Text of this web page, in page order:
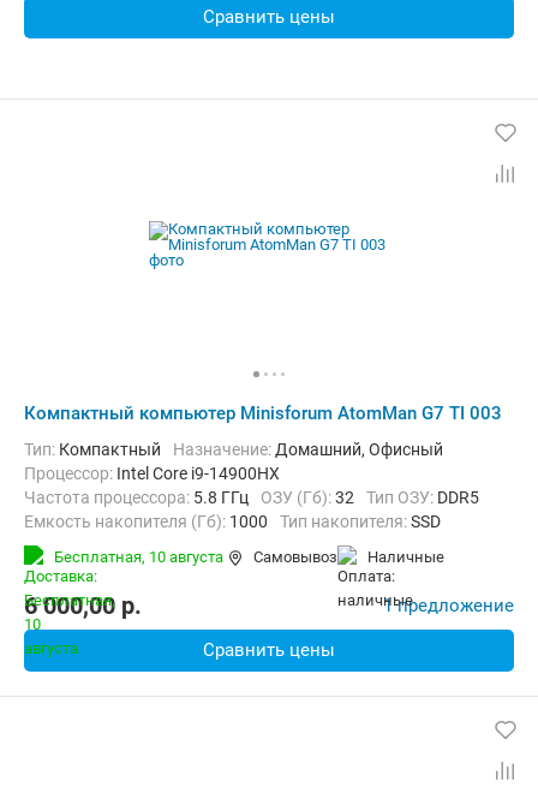
Сравнить цены
Компактный компьютер Minisforum AtomMan G7 TI 003
Тип: Компактный Назначение: Домашний, Офисный
Процессор: Intel Core i9-14900HX
Частота процессора: 5.8 ГГц ОЗУ (Гб):32 Тип ОЗУ: DDR5
Емкость накопителя (Гб): 1000 Тип накопителя:SSD
Видеоадаптер:
NVIDIA GeForce RTX 4070
Операционная система:
Windows 11
Бесплатная, 10 августа Самовывоз наличные
6 000,00 p. 1 предложение
Сравнить цены